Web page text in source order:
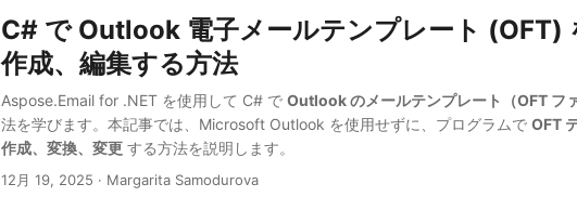
C# で Outlook 電子メールテンプレート (OFT)
作成、編集する方法
Aspose.Email for .NET を使用して C# で Outlook のメールテンプレート（OFT フ
法を学びます。本記事では、Microsoft Outlook を使用せずに、プログラムで OFT
作成、変換、変更 する方法を説明します。
12月 19, 2025 · Margarita Samodurova